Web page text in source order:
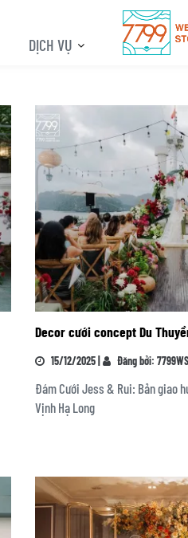
DỊCH VỤ
Decor cưới concept Du
15/12/2025 | Đăng bởi:
Đám Cưới Jess & Rui: Bản giao
Vịnh Hạ Long